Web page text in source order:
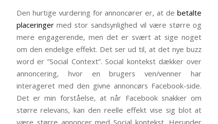
Den hurtige vurdering for annoncører er, at debetalte
placeringermed stor sandsynlighed vil være større og
mere engagerende, men det er svært at sige noget
om den endelige effekt. Det ser ud til, at det nye buzz
word er ”Social Context”. Social kontekst dækker over
annoncering, hvor en brugers ven/venner har
interageret med den givne annoncørs Facebook-side.
Det er min forståelse, at når Facebook snakker om
større relevans, kan den reelle effekt vise sig blot at
være større annoncer med Social kontekst. Herunder